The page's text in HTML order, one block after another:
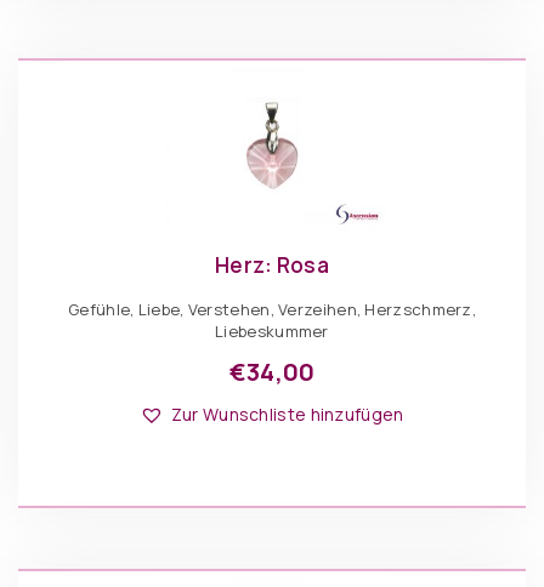
Herz: Rosa
Gefühle, Liebe, Verstehen, Verzeihen, Herzschmerz,
Liebeskummer
€34,00
Zur Wunschliste hinzufügen